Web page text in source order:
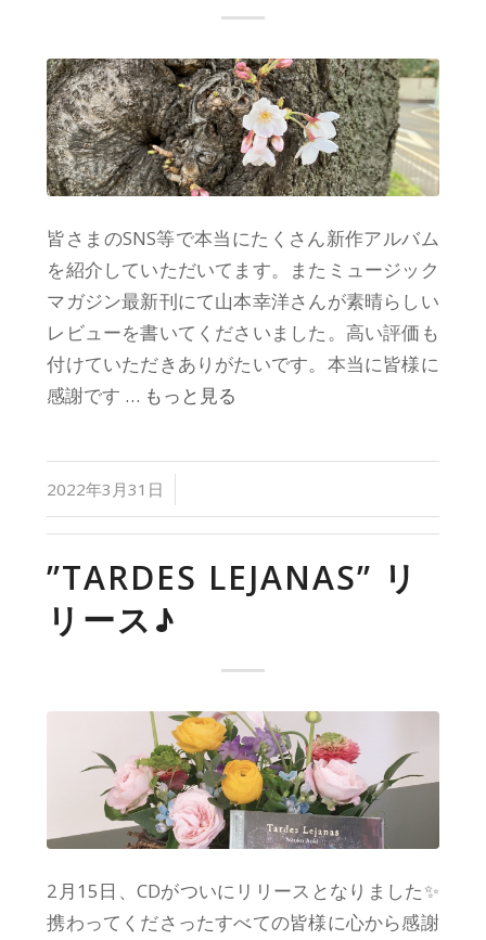
皆さまのSNS等で本当にたくさん新作アルバム
を紹介していただいてます。またミュージック
マガジン最新刊にて山本幸洋さんが素晴らしい
レビューを書いてくださいました。高い評価も
付けていただきありがたいです。本当に皆様に
感謝です … もっと見る
2022年3月31日
”TARDES LEJANAS” リ
リース♪
2月15日、CDがついにリリースとなりました✨
携わってくださったすべての皆様に心から感謝